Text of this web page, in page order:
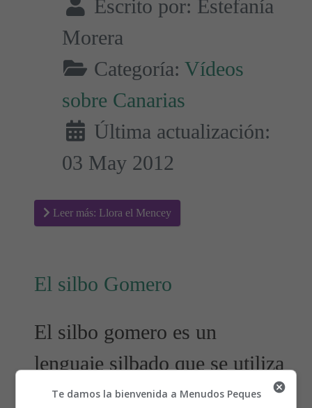
Escrito por: Estefanía
Morera
Categoría: Vídeos
sobre Canarias
Última actualización:
03 May 2012
Leer más: Llora el Mencey
El silbo Gomero
El silbo gomero es un
lenguaje silbado que se utiliza
desde tiempo inmemorial en
Te damos la bienvenida a Menudos Peques